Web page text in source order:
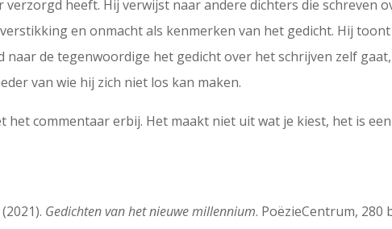
heeft. Hij verwijst naar andere dichters die schreven
en onmacht als kenmerken van het gedicht. Hij
de tegenwoordige het gedicht over het schrijven zelf
van wie hij zich niet los kan maken.
het commentaar erbij. Het maakt niet uit wat je kiest, het is
Gedichten van het nieuwe millennium. PoëzieCentrum, 280